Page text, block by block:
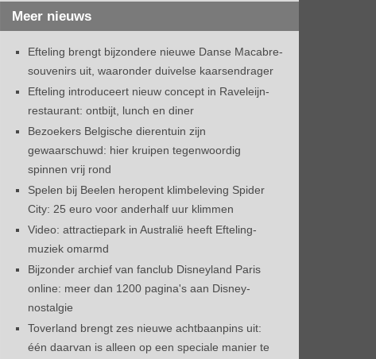
Meer nieuws
Efteling brengt bijzondere nieuwe Danse Macabre-
souvenirs uit, waaronder duivelse kaarsendrager
Efteling introduceert nieuw concept in Raveleijn-
restaurant: ontbijt, lunch en diner
Bezoekers Belgische dierentuin zijn
gewaarschuwd: hier kruipen tegenwoordig
spinnen vrij rond
Spelen bij Beelen heropent klimbeleving Spider
City: 25 euro voor anderhalf uur klimmen
Video: attractiepark in Australië heeft Efteling-
muziek omarmd
Bijzonder archief van fanclub Disneyland Paris
online: meer dan 1200 pagina's aan Disney-
nostalgie
Toverland brengt zes nieuwe achtbaanpins uit:
één daarvan is alleen op een speciale manier te